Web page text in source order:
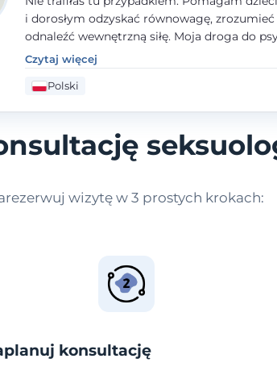
i dorosłym odzyskać równowagę,
odnaleźć wewnętrzną siłę. Moja droga do
zaczęła się od życia - pełnego wyzwań, które
uważności, empatii i pokory. Dziś łączę
nauczycielki, psychologa, psychoterapeuty i
mogę obiecać, że będę po Twojej stronie.
Czytaj więcej
Polski
wizytę w 3 prostych krokach:
konsultację